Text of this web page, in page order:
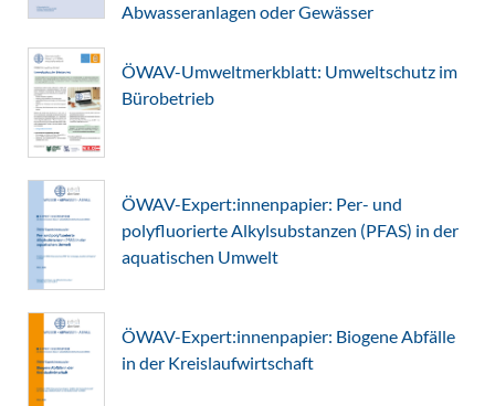
Abwasseranlagen oder Gewässer
ÖWAV-Umweltmerkblatt: Umweltschutz im
Bürobetrieb
ÖWAV-Expert:innenpapier: Per- und
polyfluorierte Alkylsubstanzen (PFAS) in der
aquatischen Umwelt
ÖWAV-Expert:innenpapier: Biogene Abfälle
in der Kreislaufwirtschaft